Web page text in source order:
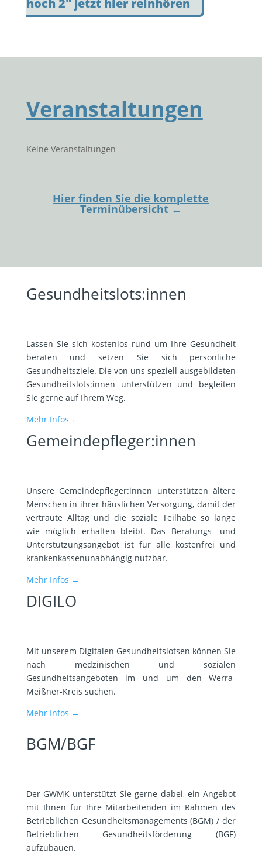
hoch 2" jetzt hier reinhören
Veranstaltungen
Keine Veranstaltungen
Hier finden Sie die komplette
Terminübersicht←
Gesundheitslots:innen
Lassen Sie sich kostenlos rund um Ihre Gesundheit
beraten und setzen Sie sich persönliche
Gesundheitsziele. Die von uns speziell ausgebildeten
Gesundheitslots:innen unterstützen und begleiten
Sie gerne auf Ihrem Weg.
Mehr Infos ←
Gemeindepfleger:innen
Unsere Gemeindepfleger:innen unterstützen ältere
Menschen in ihrer häuslichen Versorgung, damit der
vertraute Alltag und die soziale Teilhabe so lange
wie möglich erhalten bleibt. Das Beratungs- und
Unterstützungsangebot ist für alle kostenfrei und
krankenkassenunabhängig nutzbar.
Mehr Infos ←
DIGILO
Mit unserem Digitalen Gesundheitslotsen können Sie
nach medzinischen und sozialen
Gesundheitsangeboten im und um den Werra-
Meißner-Kreis suchen.
Mehr Infos ←
BGM/BGF
Der GWMK unterstützt Sie gerne dabei, ein Angebot
mit Ihnen für Ihre Mitarbeitenden im Rahmen des
Betrieblichen Gesundheitsmanagements (BGM) / der
Betrieblichen Gesundheitsförderung (BGF)
aufzubauen.